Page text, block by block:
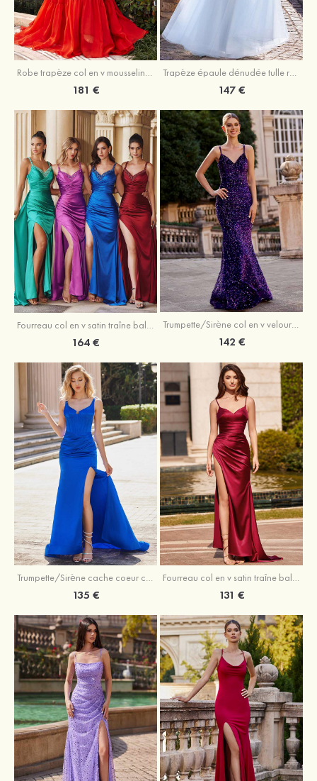
Robe trapèze col en v mousseline ras du sol robe de bal
181 €
Trapèze épaule dénudée tulle ras du sol robe de bal
147 €
Fourreau col en v satin traîne balayage robe de bal
164 €
Trumpette/Sirène col en v velours paillettes traîne balayage robe de bal
142 €
Trumpette/Sirène cache coeur charmeuse traîne balayage robe de bal
135 €
Fourreau col en v satin traîne balayage robe de bal
131 €